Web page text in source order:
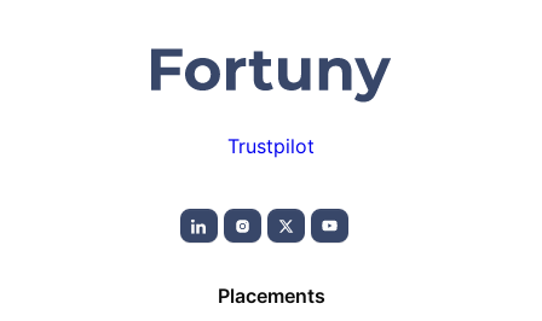
Trustpilot
Placements